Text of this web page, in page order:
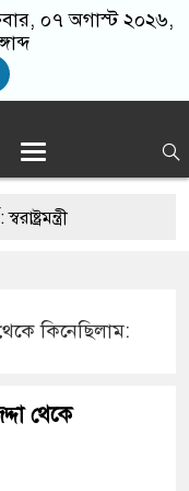
০৭ অগাস্ট ২০২৬,
কিনেছিলাম:
থেকে